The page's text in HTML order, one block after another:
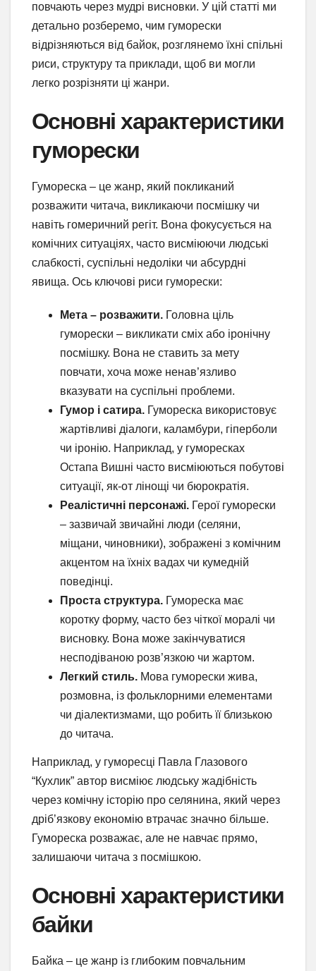
повчають через мудрі висновки. У цій статті ми
детально розберемо, чим гуморески
відрізняються від байок, розглянемо їхні спільні
риси, структуру та приклади, щоб ви могли
легко розрізняти ці жанри.
Основні характеристики
гуморески
Гумореска – це жанр, який покликаний
розважити читача, викликаючи посмішку чи
навіть гомеричний регіт. Вона фокусується на
комічних ситуаціях, часто висміюючи людські
слабкості, суспільні недоліки чи абсурдні
явища. Ось ключові риси гуморески:
Мета – розважити. Головна ціль
гуморески – викликати сміх або іронічну
посмішку. Вона не ставить за мету
повчати, хоча може ненав’язливо
вказувати на суспільні проблеми.
Гумор і сатира. Гумореска використовує
жартівливі діалоги, каламбури, гіперболи
чи іронію. Наприклад, у гуморесках
Остапа Вишні часто висміюються побутові
ситуації, як-от лінощі чи бюрократія.
Реалістичні персонажі. Герої гуморески
– зазвичай звичайні люди (селяни,
міщани, чиновники), зображені з комічним
акцентом на їхніх вадах чи кумедній
поведінці.
Проста структура. Гумореска має
коротку форму, часто без чіткої моралі чи
висновку. Вона може закінчуватися
несподіваною розв’язкою чи жартом.
Легкий стиль. Мова гуморески жива,
розмовна, із фольклорними елементами
чи діалектизмами, що робить її близькою
до читача.
Наприклад, у гуморесці Павла Глазового
“Кухлик” автор висміює людську жадібність
через комічну історію про селянина, який через
дріб’язкову економію втрачає значно більше.
Гумореска розважає, але не навчає прямо,
залишаючи читача з посмішкою.
Основні характеристики
байки
Байка – це жанр із глибоким повчальним